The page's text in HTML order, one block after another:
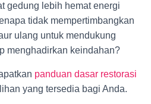
gedung lebih hemat energi
tidak mempertimbangkan
ulang untuk mendukung
menghadirkan keindahan?
panduan dasar restorasi
yang tersedia bagi Anda.